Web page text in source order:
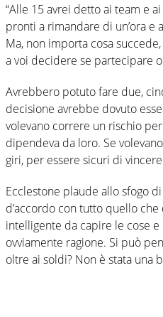
“Alle 15 avrei detto ai team e
pronti a rimandare di un’ora
Ma, non importa cosa
a voi decidere se partecipare o
Avrebbero potuto fare due,
decisione avrebbe dovuto
volevano correre un rischio
dipendeva da loro. Se
giri, per essere sicuri di
Ecclestone plaude allo sfogo
d’accordo con tutto quello
intelligente da capire le cose e
ovviamente ragione. Si può
oltre ai soldi? Non è stata una